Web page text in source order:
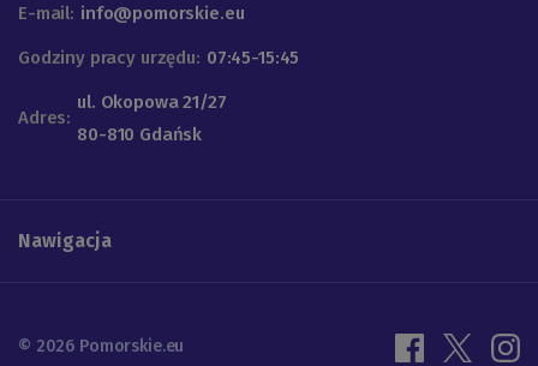
E-mail: info@pomorskie.eu
Godziny pracy urzędu: 07:45-15:45
Adres:
ul. Okopowa 21/27
80-810 Gdańsk
Nawigacja
© 2026 Pomorskie.eu